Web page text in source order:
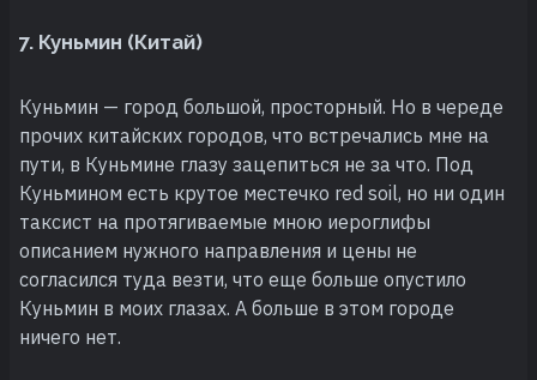
7. Куньмин (Китай)
Куньмин — город большой, просторный. Но в череде
прочих китайских городов, что встречались мне на
пути, в Куньмине глазу зацепиться не за что. Под
Куньмином есть крутое местечко red soil, но ни один
таксист на протягиваемые мною иероглифы
описанием нужного направления и цены не
согласился туда везти, что еще больше опустило
Куньмин в моих глазах. А больше в этом городе
ничего нет.